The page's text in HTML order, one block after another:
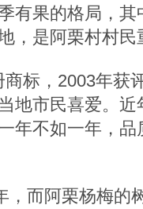
有果的格局，
，是阿栗村村
标，2003年获
地市民喜爱。
年不如一年，
，而阿栗杨梅的